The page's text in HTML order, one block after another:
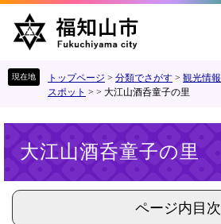
す
し
トップページ > 分類でさがす > 観光情報
スポット > > 大江山酒呑童子の里
大江山酒呑童子の里
ページ内目次